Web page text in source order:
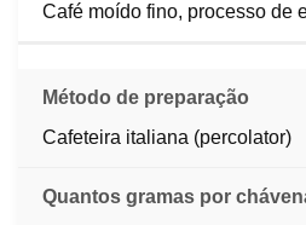
Café moído fino, processo de
Cafeteira italiana (percolator)